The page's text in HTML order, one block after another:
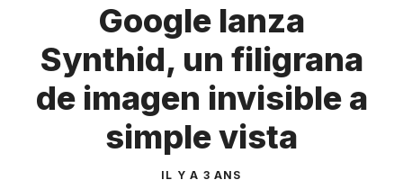
Google lanza
Synthid, un filigrana
de imagen invisible a
simple vista
IL Y A 3 ANS